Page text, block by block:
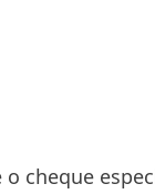
cheque